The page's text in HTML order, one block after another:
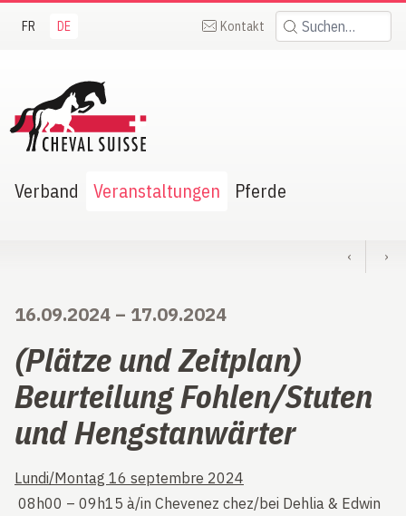
FR DE Kontakt Suchen:
Suisse
Verband Veranstaltungen Pferde
‹ ›
16.09.2024 – 17.09.2024
(Plätze und Zeitplan)
Beurteilung Fohlen/Stuten
und Hengstanwärter
Lundi/Montag 16 septembre 2024
08h00 – 09h15 à/in Chevenez chez/bei Dehlia & Edwin